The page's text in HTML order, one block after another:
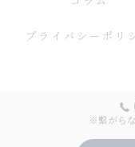
※繋がら
プライバシーポリ